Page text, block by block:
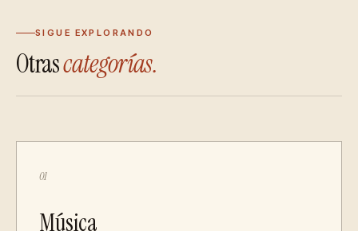
SIGUE EXPLORANDO
Otrascategorías.
01
Música